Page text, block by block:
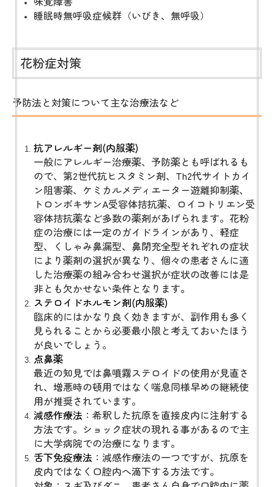
睡眠時無呼吸症候群（いびき、無呼吸）
花粉症対策
予防法と対策について主な治療法など
抗アレルギー剤(内服薬)
一般にアレルギー治療薬、予防薬とも呼ばれるも
ので、第2世代抗ヒスタミン剤、Th2代サイトカイ
ン阻害薬、ケミカルメディエーター遊離抑制薬、
トロンボキサンA受容体拮抗薬、ロイコトリエン受
容体拮抗薬など多数の薬剤があげられます。花粉
症の治療には一定のガイドラインがあり、軽症
型、くしゃみ鼻漏型、鼻閉充全型それぞれの症状
により薬剤の選択が異なり、個々の患者さんに適
した治療薬の組み合わせ選択が症状の改善には是
非とも欠かせない条件となります。
ステロイドホルモン剤(内服薬)
臨床的にはかなり良く効きますが、副作用も多く
見られることから必要最小限と考えておいたほう
が良いでしょう。
点鼻薬
最近の知見では鼻噴霧ステロイドの使用が見直さ
れ、増悪時の頓用ではなく喘息同様早めの継続使
用が推奨されています。
減感作療法 ：希釈した抗原を直接皮内に注射する
方法です。ショック症状の現れる事があるので主
に大学病院での治療になります。
舌下免疫療法 ：減感作療法の一つですが、抗原を
皮内ではなく口腔内へ滴下する方法です。